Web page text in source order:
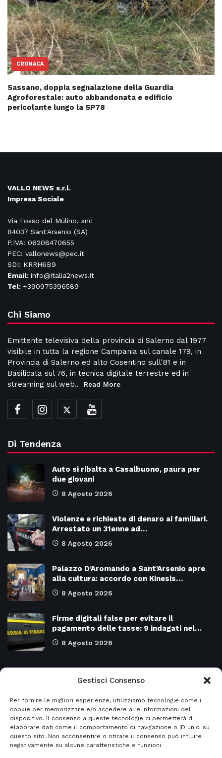
Gestisci Consenso
Per fornire le migliori esperienze, utilizziamo tecnologie come i
cookie per memorizzare e/o accedere alle informazioni del
dispositivo. Il consenso a queste tecnologie ci permetterà di
elaborare dati come il comportamento di navigazione o ID unici su
questo sito. Non acconsentire o ritirare il consenso può influire
negativamente su alcune caratteristiche e funzioni.
CRONACA
Sassano, doppia segnalazione della Guardia
Agroforestale: auto abbandonata e edificio
pericolante lungo la SP78
VALLO NEWS s.r.l.
Impresa Sociale
Via Fosso del Mulino, snc
84037 Sant'Arsenio (SA)
P.IVA: 06208470655
PEC: vallonews@pec.it
SDI: KRRH6B9
Email: info@italia2news.it
Tel: +390975396589
Chi Siamo
Emittente televisiva della provincia di Salerno dal 1977
visibile in tutta la regione Campania sul canale 179, in
Provincia di Salerno ed alto Cosentino sull'81 e in
Basilicata sul 76, in tecnica digitale terrestre ed in
streaming sul web..
Read More
Di Tendenza
Auto si ribalta a Casalbuono, paura per
due giovani
8 Agosto 2026
Violenze e richieste di denaro ai familiari.
Arrestato un 31enne ad…
8 Agosto 2026
Palazzo D’Aromando a Sant’Arsenio apre
alla cultura: accordo con Kinesis…
8 Agosto 2026
Firme digitali false per evitare il
pagamento delle tasse: 9 indagati nel…
8 Agosto 2026
Attualità 8977
Cronaca 6483
Primo piano 5962
SALERNO e Provincia 4135
Regione CAMPANIA
Regione BASILICATA